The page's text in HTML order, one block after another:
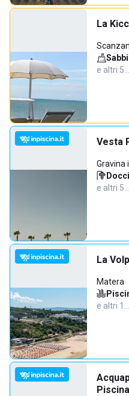
La
e altri 5…
Vesta
Gravina
e altri 5…
La
Matera
e altri 1…